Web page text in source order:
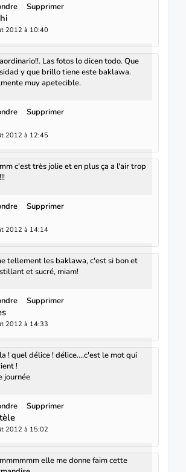
Supprimer
2012 à 10:40
Las fotos lo dicen todo. Que
y que brillo tiene este baklawa.
muy apetecible.
Supprimer
2012 à 12:45
c'est très jolie et en plus ça a l'air trop
Supprimer
2012 à 14:14
tellement les baklawa, c'est si bon et
et sucré, miam!
Supprimer
2012 à 14:33
! quel délice ! délice....c'est le mot qui
!
journée
Supprimer
2012 à 15:02
elle me donne faim cette